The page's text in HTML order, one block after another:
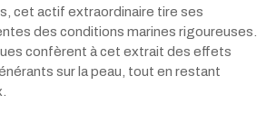
cet actif extraordinaire tire ses
des conditions marines rigoureuses.
confèrent à cet extrait des effets
sur la peau, tout en restant